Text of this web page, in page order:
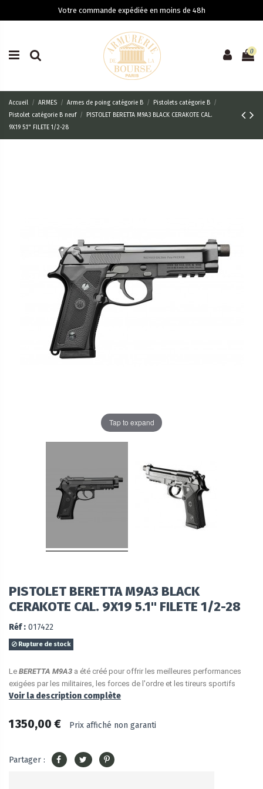
Votre commande expédiée en moins de 48h
0
Accueil ARMES Armes de poing catégorie B
Pistolets catégorie B
Pistolet catégorie B neuf
PISTOLET BERETTA M9A3 BLACK CERAKOTE CAL.
9X19 5.1" FILETE 1/2-28
Tap to expand
PISTOLET BERETTA M9A3 BLACK
CERAKOTE CAL. 9X19 5.1" FILETE 1/2-28
Réf : 017422
Rupture de stock
Le BERETTA M9A3 a été créé pour offrir les meilleures performances
exigées par les militaires, les forces de l'ordre et les tireurs sportifs
Voir la description complète
1 350,00 € Prix affiché non garanti
Partager :